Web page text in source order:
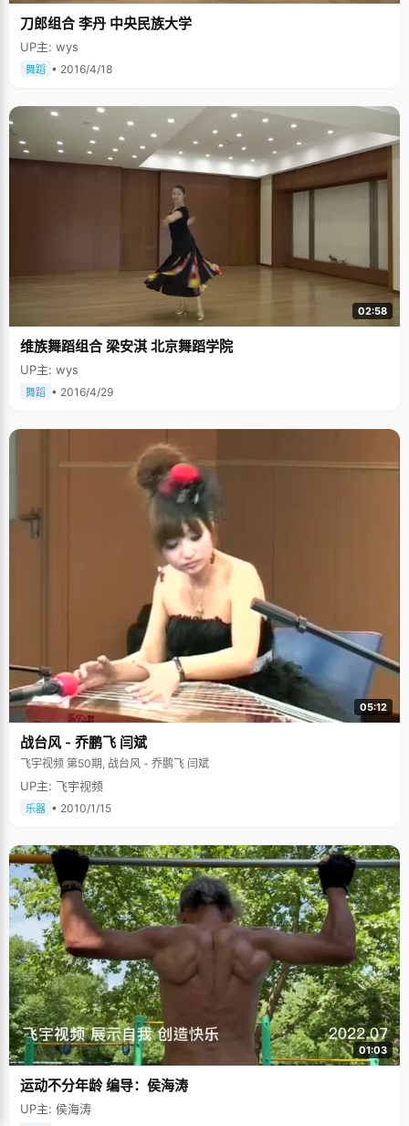
刀郎组合 李丹 中央民族大学
UP主: wys
舞蹈 • 2016/4/18
02:58
维族舞蹈组合 梁安淇 北京舞蹈学院
UP主: wys
舞蹈 • 2016/4/29
05:12
战台风 - 乔鹏飞 闫斌
飞宇视频 第50期, 战台风 - 乔鹏飞 闫斌
UP主: 飞宇视频
乐器 • 2010/1/15
01:03
运动不分年龄 编导：侯海涛
UP主: 侯海涛